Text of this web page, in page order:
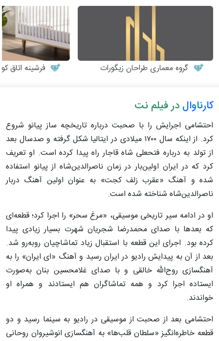
گروه معماری طراحان زیگورات فرشینه اتاق
کارناوال در فیلم نت
احتشامی اجرایش را با صحبت درباره تاریخچه ساز پیانو شروع
کرد. از اینکه سال ۱۷۰۰ میلادی در ایتالیا شکل گرفته و صدسال بعد
از تولد به درباره فتحعلی شاه قاجار راه پیدا کرده است. او تعریف
کرد که در ایران اولین‌بار در زمان ناصرالدین‌شاه از پیانو استفاده
شده و آهنگ «عقرب زلف کجت» به عنوان اولین آهنگ دربار
ناصرالدین‌شاه شناخته شده است.
او در ادامه سیر تاریخی موسیقی، «مرغ سحر» را اجرا کرد؛ قطعه‌ای
که بعدها با صدای محمدرضا شجریان شهرت بسیار زیادی پیدا
کرده بود. اجرای این قطعه با استقبال زیاد تماشاچیان روبه‌رو شد.
بعد از آن به پیدایش رادیو در ایران رسید و آهنگ «ای ایران» را به
آهنگسازی روح‌الله خالقی و با صدای غلامحسین بنان به‌صورت
ایستاده اجرا کرد و همه تماشاگران هم ایستادند و همراه او
خواندند.
احتشامی بعد از صحبت از موسیقی در رادیو به سینما رسید و دو
قطعه خاطره‌انگیز «سلطان قلب‌ها» به آهنگسازی انوشیروان روحانی